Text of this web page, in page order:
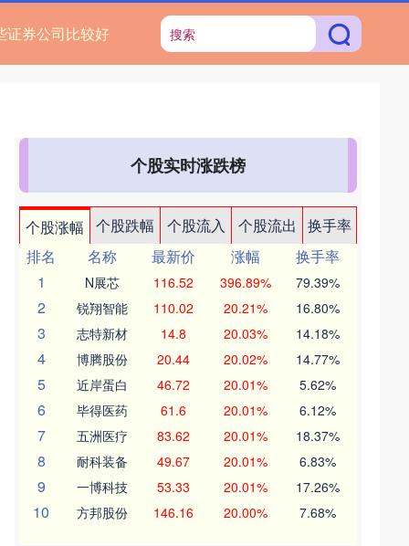
证券公司比较好
个股实时涨跌榜
个股涨幅 个股跌幅 个股流入 个股流出
换手率
排名
名称 最新价 涨幅
换手率
1
N展芯 116.52 396.89% 79.39%
2 锐翔智能 110.02 20.21% 16.80%
3 志特新材 14.8 20.03% 14.18%
4 博腾股份 20.44 20.02% 14.77%
5 近岸蛋白 46.72 20.01% 5.62%
6 毕得医药 61.6 20.01% 6.12%
7 五洲医疗 83.62 20.01% 18.37%
8 耐科装备 49.67 20.01% 6.83%
9 一博科技 53.33 20.01% 17.26%
10 方邦股份 146.16 20.00% 7.68%